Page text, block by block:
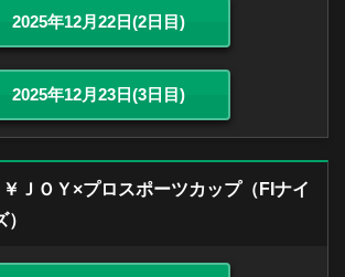
2025年12月22日(2日目)
2025年12月23日(3日目)
ＪＯＹ×プロスポーツカップ（FIナイ